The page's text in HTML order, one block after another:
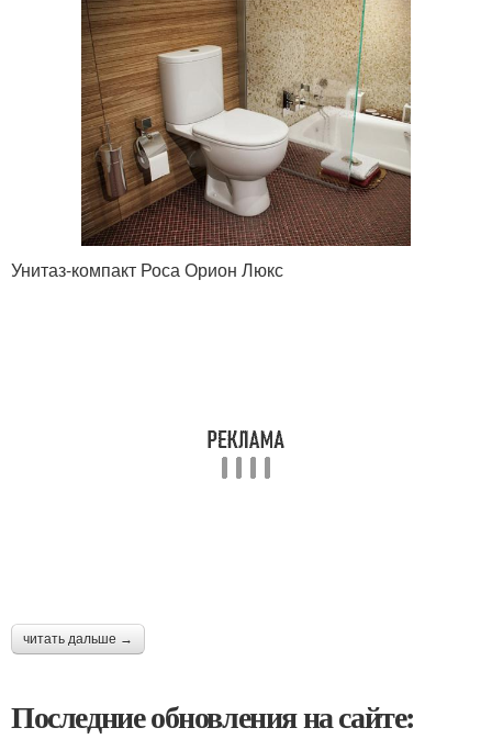
Унитаз-компакт Роса Орион Люкс
читать дальше →
Последние обновления на сайте: